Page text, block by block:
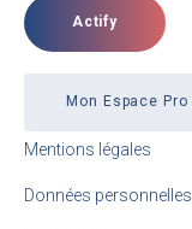
Actify
Mon Espace Pro
Mentions légales
Données personnelles